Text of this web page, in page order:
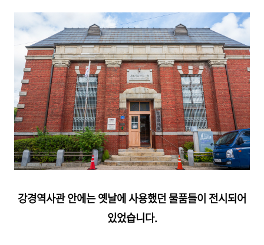
강경역사관 안에는 옛날에 사용했던 물품들이 전시되어
있었습니다.